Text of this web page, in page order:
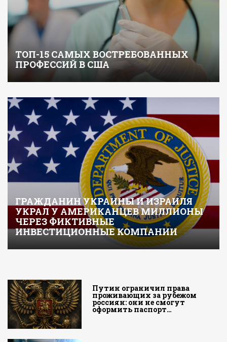
ТОП-15 САМЫХ ВОСТРЕБОВАННЫХ
ПРОФЕССИЙ В США
ГРАЖДАНИН УКРАИНЫ И ИЗРАИЛЯ
УКРАЛ У АМЕРИКАНЦЕВ МИЛЛИОНЫ
ЧЕРЕЗ ФИКТИВНЫЕ
ИНВЕСТИЦИОННЫЕ КОМПАНИИ
Путин ограничил права
проживающих за рубежом
россиян: они не смогут
оформить паспорт…